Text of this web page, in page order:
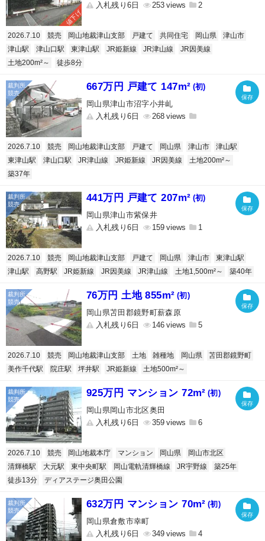
値下げ
入札残り6日
253 2
2026.7.10 競売 岡山地裁津山支部 戸建て 共同住宅 岡山県
津山市
津山駅
津山口駅 東津山駅 JR姫新線 JR津山線
JR因美線
土地200m²～
徒歩8分
667万円 戸建て 147m² (初)
岡山県津山市沼字小井乢
入札残り6日
268
2026.7.10 競売 岡山地裁津山支部 戸建て 岡山県 津山市
津山駅
東津山駅
津山口駅 JR津山線 JR姫新線 JR因美線
土地200m²～
築37年
441万円 戸建て 207m² (初)
岡山県津山市紫保井
入札残り6日
159 1
2026.7.10 競売 岡山地裁津山支部 戸建て 岡山県 津山市
東津山駅
津山駅
高野駅 JR姫新線 JR因美線 JR津山線 土地1,500m²～ 築40年
76万円 土地 855m² (初)
岡山県苫田郡鏡野町薪森原
入札残り6日
146 5
2026.7.10 競売 岡山地裁津山支部 土地 雑種地 岡山県
苫田郡鏡野町
美作千代駅
院庄駅 坪井駅 JR姫新線 土地500m²～
925万円 マンション 72m² (初)
岡山県岡山市北区奥田
入札残り6日
359 6
2026.7.10 競売 岡山地裁本庁 マンション 岡山県
岡山市北区
清輝橋駅
大元駅 東中央町駅 岡山電軌清輝橋線 JR宇野線
築25年
徒歩13分
ディアステージ奥田公園
632万円 マンション 70m² (初)
岡山県倉敷市幸町
入札残り6日
349 4